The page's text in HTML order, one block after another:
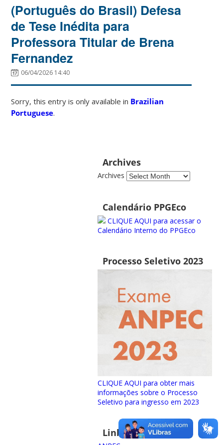
(Português do Brasil) Defesa
de Tese Inédita para
Professora Titular de Brena
Fernandez
06/04/2026 14:40
Sorry, this entry is only available in Brazilian
Portuguese.
Archives
Archives
Calendário PPGEco
CLIQUE AQUI para acessar o
Calendário Interno do PPGEco
Processo Seletivo 2023
CLIQUE AQUI para obter mais
informações sobre o Processo
Seletivo para ingresso em 2023
Links importantes